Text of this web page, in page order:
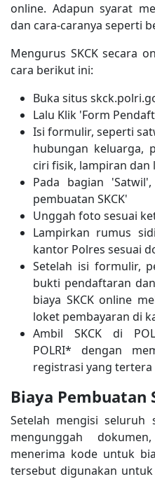
online. Adapun syarat
dan cara-caranya seperti
Mengurus SKCK secara
cara berikut ini:
Buka situs
Lalu Klik 'Form
Isi formulir, seperti
hubungan keluarga,
ciri fisik, lampiran dan
Pada bagian
pembuatan SKCK'
Unggah foto sesuai
Lampirkan rumus
kantor Polres sesuai
Setelah isi formulir,
bukti pendaftaran
biaya SKCK online
loket pembayaran di
Ambil SKCK di
POLRI* dengan
registrasi yang
Biaya Pembuatan
Setelah mengisi seluruh
mengunggah
menerima kode untuk
tersebut digunakan